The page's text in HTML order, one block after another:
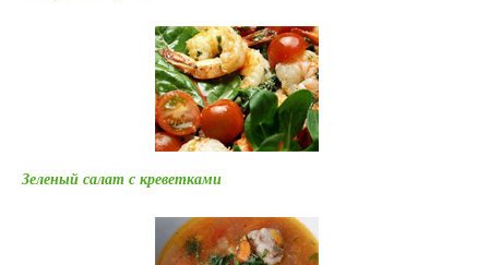
Зеленый салат с креветками